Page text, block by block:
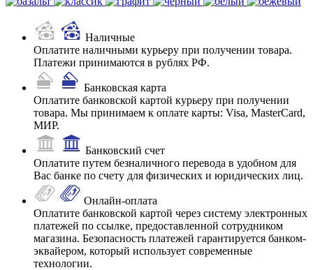
Наличные
Оплатите наличными курьеру при получении товара.
Платежи принимаются в рублях РФ.
Банковская карта
Оплатите банковской картой курьеру при получении
товара. Мы принимаем к оплате карты: Visa, MasterCard,
МИР.
Банковский счет
Оплатите путем безналичного перевода в удобном для
Вас банке по счету для физических и юридических лиц.
Онлайн-оплата
Оплатите банковской картой через систему электронных
платежей по ссылке, предоставленной сотрудником
магазина. Безопасность платежей гарантируется банком-
эквайером, который использует современные
технологии.